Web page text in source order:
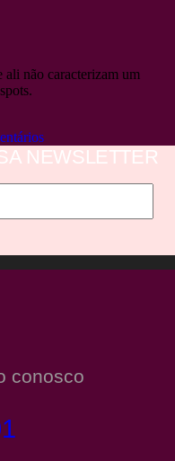
ali não caracterizam um
NEWSLETTER
conosco